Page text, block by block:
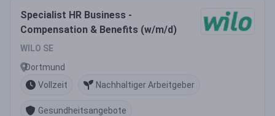
Specialist HR Business -
Compensation & Benefits (w/m/d)
WILO SE
Dortmund
Vollzeit
Nachhaltiger Arbeitgeber
Gesundheitsangebote